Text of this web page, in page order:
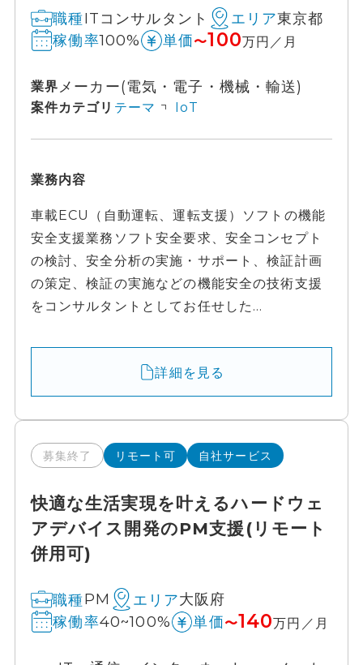
職種ITコンサルタント エリア東京都
稼働率100% 単価〜100万円／月
業界メーカー(電気・電子・機械・輸送)
案件カテゴリ テーマ IoT
業務内容
車載ECU（自動運転、運転支援）ソフトの機能
安全支援業務ソフト安全要求、安全コンセプト
の検討、安全分析の実施・サポート、検証計画
の策定、検証の実施などの機能安全の技術支援
をコンサルタントとしてお任せした...
詳細を見る
募集終了 リモート可 自社サービス
快適な生活実現を叶えるハードウェ
アデバイス開発のPM支援(リモート
併用可)
職種PM エリア大阪府
稼働率40~100% 単価〜140万円／月